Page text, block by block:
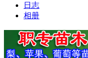
日志
相册